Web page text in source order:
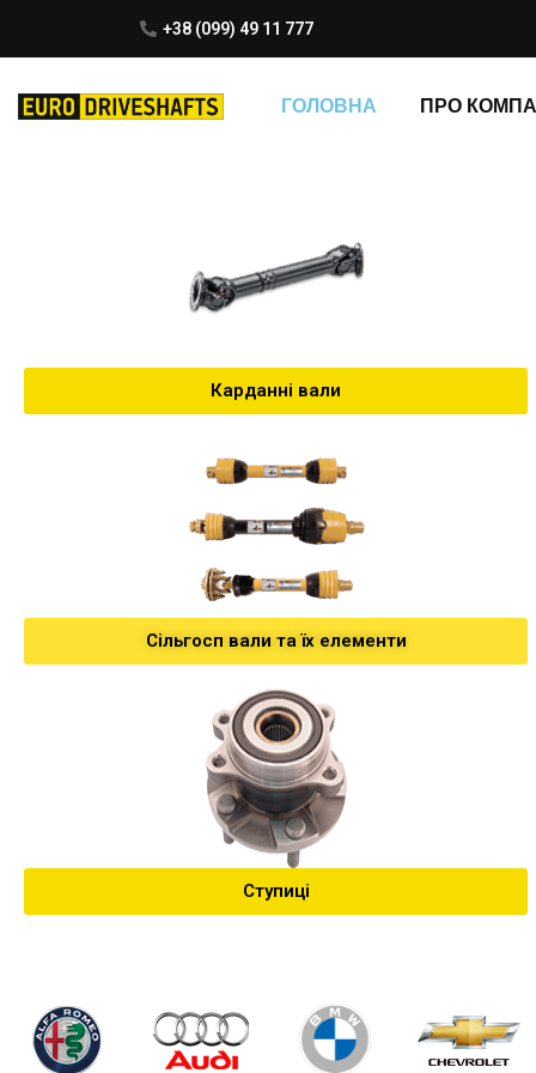
+38 (099) 49 11 777
ГОЛОВНА ПРО
Карданні вали
Сільгосп вали та їх елементи
Ступиці